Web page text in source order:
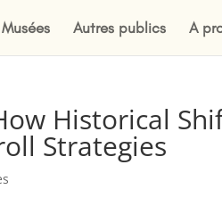
Musées Autres publics A
Historical
Strategies